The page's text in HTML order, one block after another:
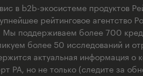
в b2b-экосистеме продуктов
рейтинговое агентство
Мы поддерживаем более 700
более 50 исследований и
актуальная информация о
РА, но не только (следите за